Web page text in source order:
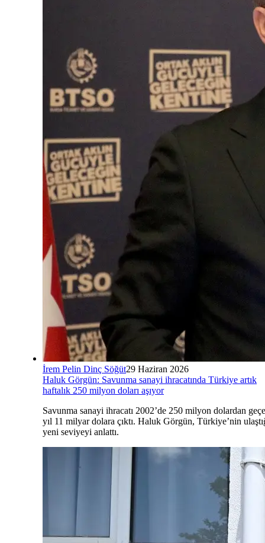
İrem Pelin Dinç Söğüt29 Haziran 2026
Haluk Görgün: Savunma sanayi ihracatında Türkiye artık
haftalık 250 milyon doları aşıyor
Savunma sanayi ihracatı 2002’de 250 milyon dolardan
yıl 11 milyar dolara çıktı. Haluk Görgün, Türkiye’nin
yeni seviyeyi anlattı.